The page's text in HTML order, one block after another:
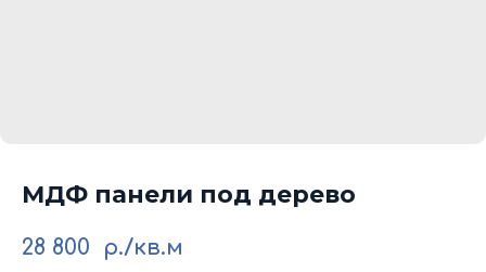
МДФ панели под дерево
28 800 р./кв.м